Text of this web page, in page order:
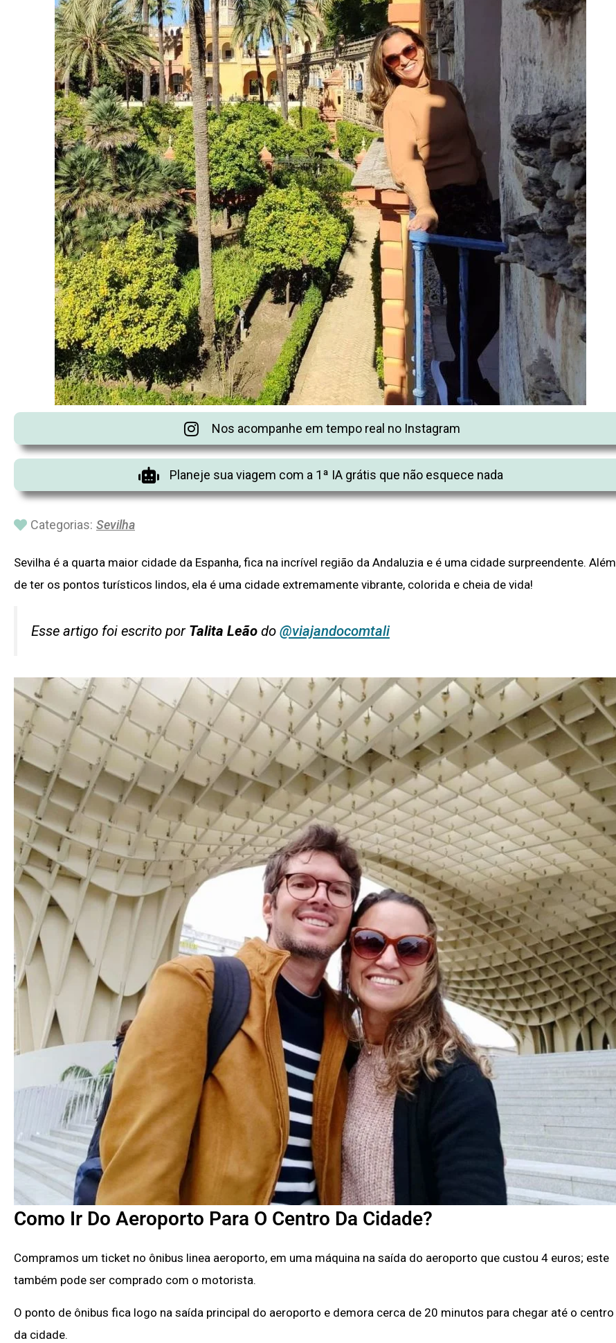
Nos acompanhe em tempo real no Instagram
Planeje sua viagem com a 1ª IA grátis que não esquece nada
Categorias: Sevilha
Sevilha é a quarta maior cidade da Espanha, fica na incrível região da Andaluzia e é uma cidade surpreendente. Além
de ter os pontos turísticos lindos, ela é uma cidade extremamente vibrante, colorida e cheia de vida!
Esse artigo foi escrito por Talita Leão do @viajandocomtali
Como Ir Do Aeroporto Para O Centro Da Cidade?
Compramos um ticket no ônibus linea aeroporto, em uma máquina na saída do aeroporto que custou 4 euros; este
também pode ser comprado com o motorista.
O ponto de ônibus fica logo na saída principal do aeroporto e demora cerca de 20 minutos para chegar até o centro
da cidade.